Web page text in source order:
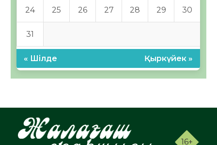
24 25 26 27 28 29 30
31
« Шілде Қыркүйек »
16+